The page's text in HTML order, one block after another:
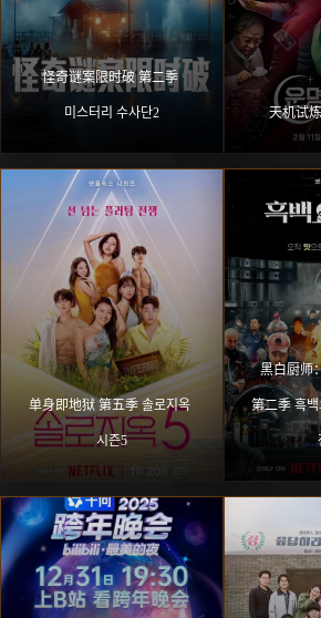
怪奇谜案限时破 第二季
미스터리 수사단2 天机试
单身即地狱 第五季 솔로지옥
시즌5
黑白厨师
第二季 흑백